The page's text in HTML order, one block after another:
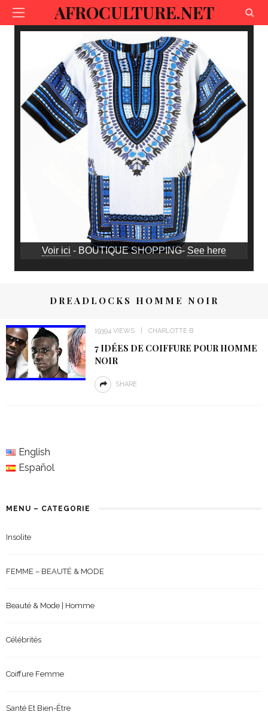
AFROCULTURE.NET
Voir ici - BOUTIQUE SHOPPING- See here
DREADLOCKS HOMME NOIR
19394 VIEWS CHARLOTTE B
7 IDÉES DE COIFFURE POUR HOMME
NOIR
SHARE
English
Español
MENU – CATEGORIE
Insolite
FEMME – BEAUTÉ & MODE
Beauté & Mode | Homme
Célébrités
Coiffure Femme
Santé Et Bien-Être